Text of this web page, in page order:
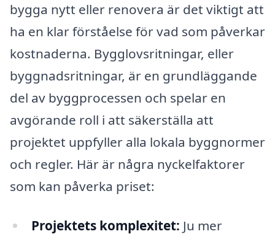
bygga nytt eller renovera är det viktigt att
ha en klar förståelse för vad som påverkar
kostnaderna. Bygglovsritningar, eller
byggnadsritningar, är en grundläggande
del av byggprocessen och spelar en
avgörande roll i att säkerställa att
projektet uppfyller alla lokala byggnormer
och regler. Här är några nyckelfaktorer
som kan påverka priset:
Projektets komplexitet: Ju mer